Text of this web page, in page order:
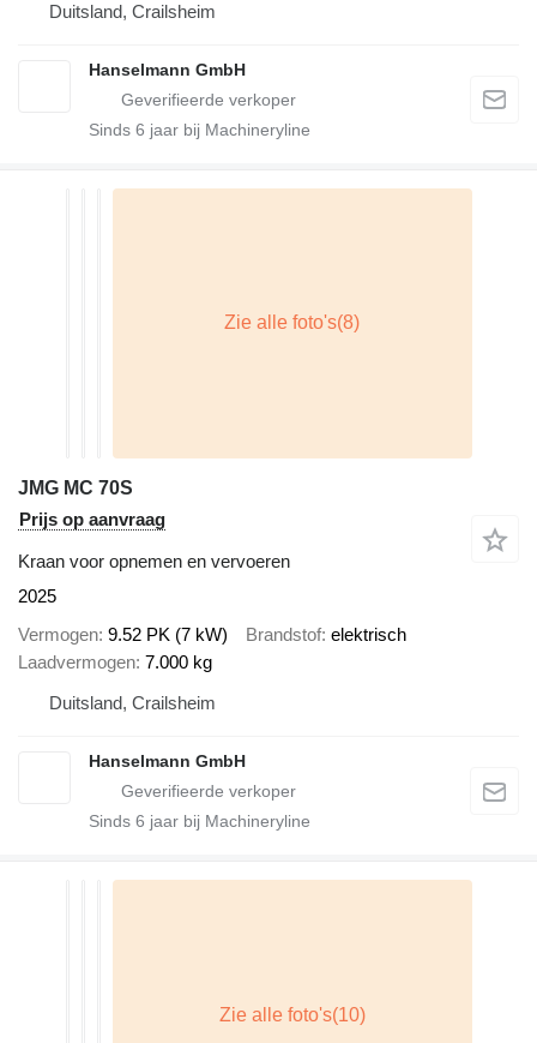
Duitsland, Crailsheim
Hanselmann GmbH
Sinds 6 jaar bij Machineryline
JMG MC 70S
Prijs op aanvraag
Kraan voor opnemen en vervoeren
2025
Vermogen 9.52 PK (7 kW) Brandstof elektrisch
Laadvermogen 7.000 kg
Duitsland, Crailsheim
Hanselmann GmbH
Sinds 6 jaar bij Machineryline